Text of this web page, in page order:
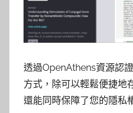
透過OpenAthens資源認
方式，除可以輕鬆便捷地
還能同時保障了您的隱私